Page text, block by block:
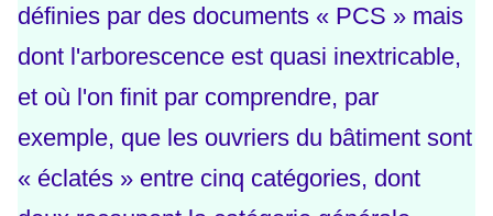
définies par des documents « PCS » mais
dont l'arborescence est quasi inextricable,
et où l'on finit par comprendre, par
exemple, que les ouvriers du bâtiment sont
« éclatés » entre cinq catégories, dont